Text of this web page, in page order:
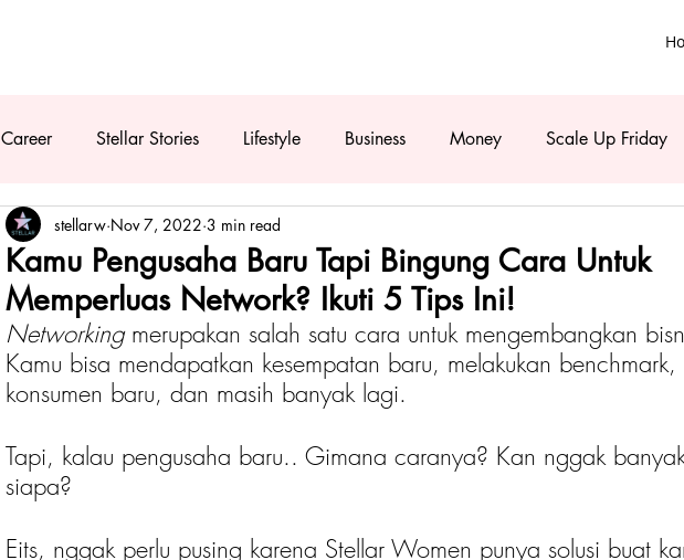
Career Stellar Stories Lifestyle Business Money Scale Up Friday
Kamu Pengusaha Baru Tapi Bingung Cara Untuk
Memperluas Network? Ikuti 5 Tips Ini!
stellarw Nov 7, 2022 3 min read
Networking merupakan salah satu cara untuk mengembangkan
Kamu bisa mendapatkan kesempatan baru, melakukan
konsumen baru, dan masih banyak lagi.
Tapi, kalau pengusaha baru.. Gimana caranya? Kan nggak
siapa?
Eits, nggak perlu pusing karena Stellar Women punya solusi buat